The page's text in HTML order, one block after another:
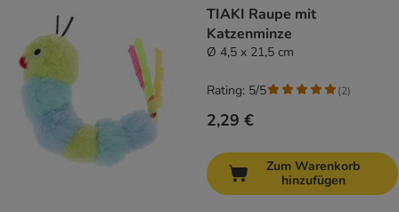
TIAKI Raupe mit
Katzenminze
Ø 4,5 x 21,5 cm
2,29 €
Rating: 5/5 (2)
Zum Warenkorb
hinzufügen